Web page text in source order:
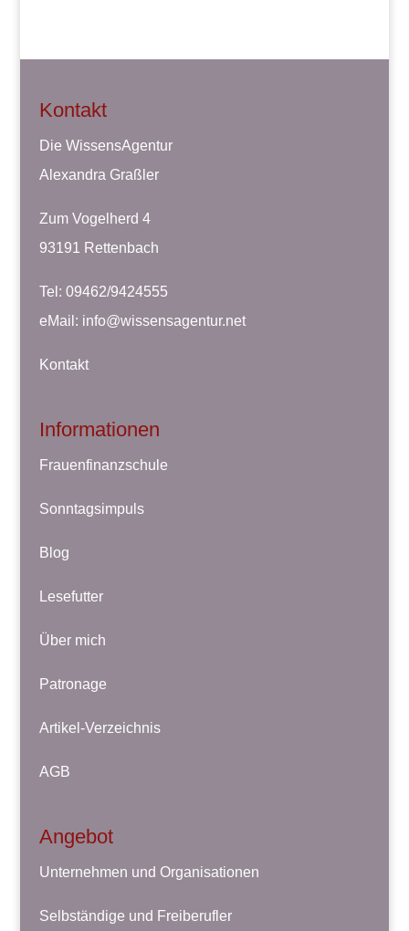
Kontakt
Die WissensAgentur
Alexandra Graßler
Zum Vogelherd 4
93191 Rettenbach
Tel: 09462/9424555
eMail: info@wissensagentur.net
Kontakt
Informationen
Frauenfinanzschule
Sonntagsimpuls
Blog
Lesefutter
Über mich
Patronage
Artikel-Verzeichnis
AGB
Angebot
Unternehmen und Organisationen
Selbständige und Freiberufler